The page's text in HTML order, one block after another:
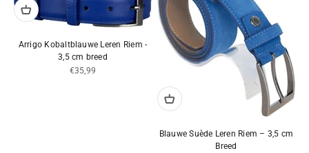
Arrigo Kobaltblauwe Leren Riem -
3,5 cm breed
Aanbiedingsprijs
€35,99
Blauwe Suède Leren Riem – 3,5 cm
Breed